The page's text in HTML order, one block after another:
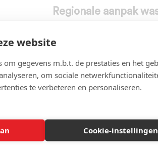
website
gegevens m.b.t. de prestaties en het
om sociale
te verbeteren en personaliseren.
Cookie-instellingen
,
Regionale aanpak
BESTRIJDINGSMAATREGELEN
2023